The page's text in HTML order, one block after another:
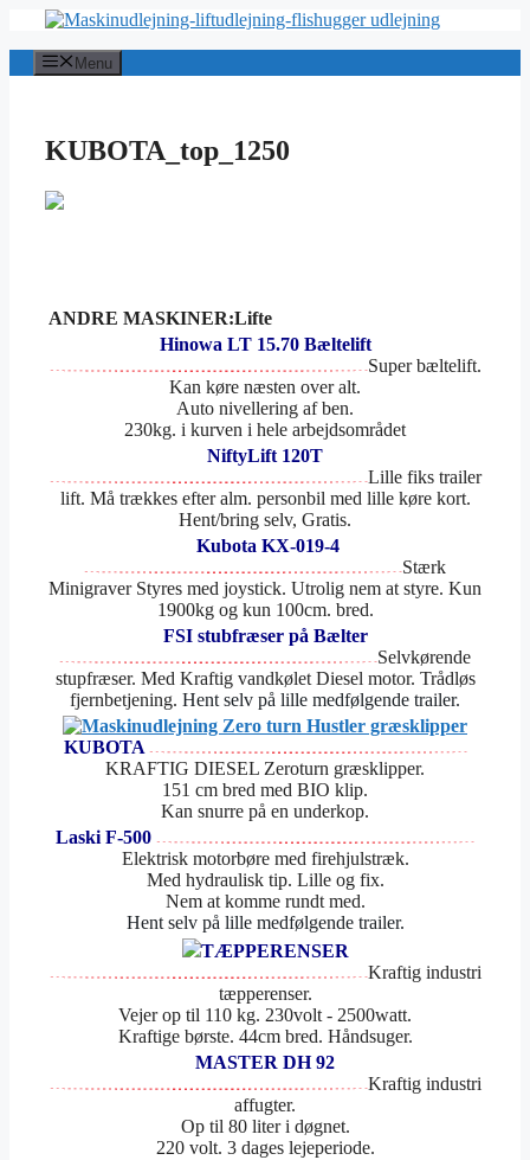
indhold
Menu
KUBOTA_top_1250
ANDRE MASKINER:Lifte
Hinowa LT 15.70 Bæltelift
Super bæltelift.
Kan køre næsten over alt.
Auto nivellering af ben.
230kg. i kurven i hele arbejdsområdet
NiftyLift 120T
Lille fiks trailer
lift. Må trækkes efter alm. personbil med lille køre kort.
Hent/bring selv, Gratis.
Kubota KX-019-4
Stærk
Minigraver Styres med joystick. Utrolig nem at styre. Kun
1900kg og kun 100cm. bred.
FSI stubfræser på Bælter
Selvkørende
stupfræser. Med Kraftig vandkølet Diesel motor. Trådløs
fjernbetjening. Hent selv på lille medfølgende trailer.
KUBOTA
KRAFTIG DIESEL Zeroturn græsklipper.
151 cm bred med BIO klip.
Kan snurre på en underkop.
Laski F-500
Elektrisk motorbøre med firehjulstræk.
Med hydraulisk tip. Lille og fix.
Nem at komme rundt med.
Hent selv på lille medfølgende trailer.
TÆPPERENSER
Kraftig industri
tæpperenser.
Vejer op til 110 kg. 230volt - 2500watt.
Kraftige børste. 44cm bred. Håndsuger.
MASTER DH 92
Kraftig industri
affugter.
Op til 80 liter i døgnet.
220 volt. 3 dages lejeperiode.